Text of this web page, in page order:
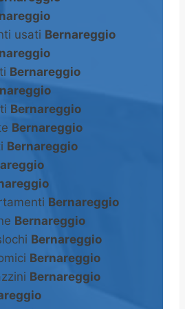
usati Bernareggio
Bernareggio
Bernareggio
Bernareggio
Bernareggio
Bernareggio
Bernareggio
Bernareggio
Bernareggio
Bernareggio